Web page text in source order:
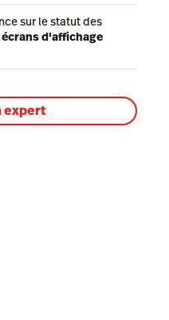
sur le statut des
écrans d'affichage
expert